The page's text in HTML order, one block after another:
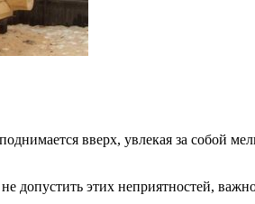
вверх, увлекая за собой
допустить этих неприятностей,